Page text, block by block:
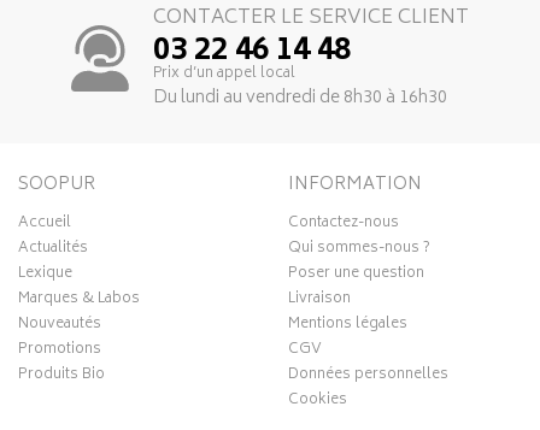
CONTACTER LE SERVICE CLIENT
03 22 46 14 48
Prix d’un appel local
Du lundi au vendredi de 8h30 à 16h30
SOOPUR
Accueil
Actualités
Lexique
Marques & Labos
Nouveautés
Promotions
Produits Bio
INFORMATION
Contactez-nous
Qui sommes-nous ?
Poser une question
Livraison
Mentions légales
CGV
Données personnelles
Cookies